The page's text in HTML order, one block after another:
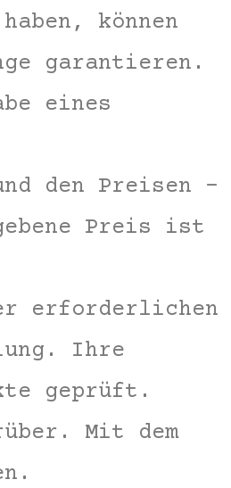
können
garantieren.
eines
den Preisen –
Preis ist
erforderlichen
Ihre
geprüft.
Mit dem